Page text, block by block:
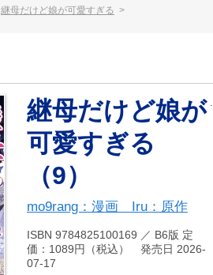
継母だけど娘が可愛すぎる
継母だけど娘が
可愛すぎる
（9）
mo9rang：漫画 Iru：原作
ISBN 9784825100169 ／ B6版 定
価：1089円（税込） 発売日 2026-
07-17